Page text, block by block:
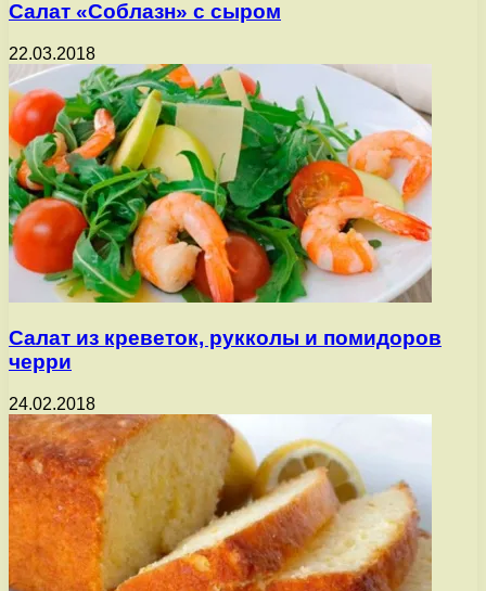
Салат «Соблазн» с сыром
22.03.2018
Салат из креветок, рукколы и помидоров
черри
24.02.2018